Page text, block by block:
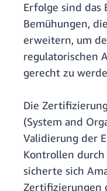
Erfolge sind das
Bemühungen,
erweitern, um
regulatorischen
gerecht zu
Die
(System and
Validierung der
Kontrollen
sicherte sich
Zertifizierungen